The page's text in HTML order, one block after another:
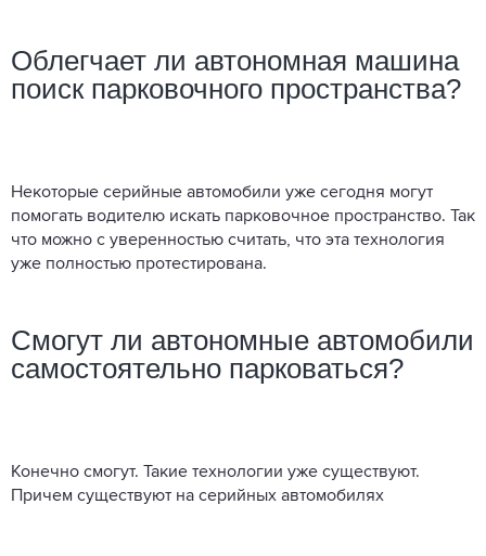
Облегчает ли автономная машина
поиск парковочного пространства?
Некоторые серийные автомобили уже сегодня могут
помогать водителю искать парковочное пространство. Так
что можно с уверенностью считать, что эта технология
уже полностью протестирована.
Смогут ли автономные автомобили
самостоятельно парковаться?
Конечно смогут. Такие технологии уже существуют.
Причем существуют на серийных автомобилях